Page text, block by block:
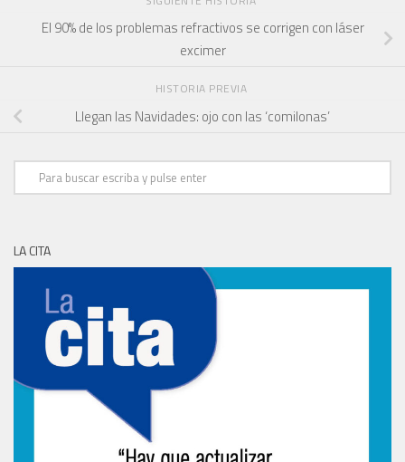
El 90% de los problemas refractivos se corrigen con láser
excimer
HISTORIA PREVIA
Llegan las Navidades: ojo con las ‘comilonas’
LA CITA